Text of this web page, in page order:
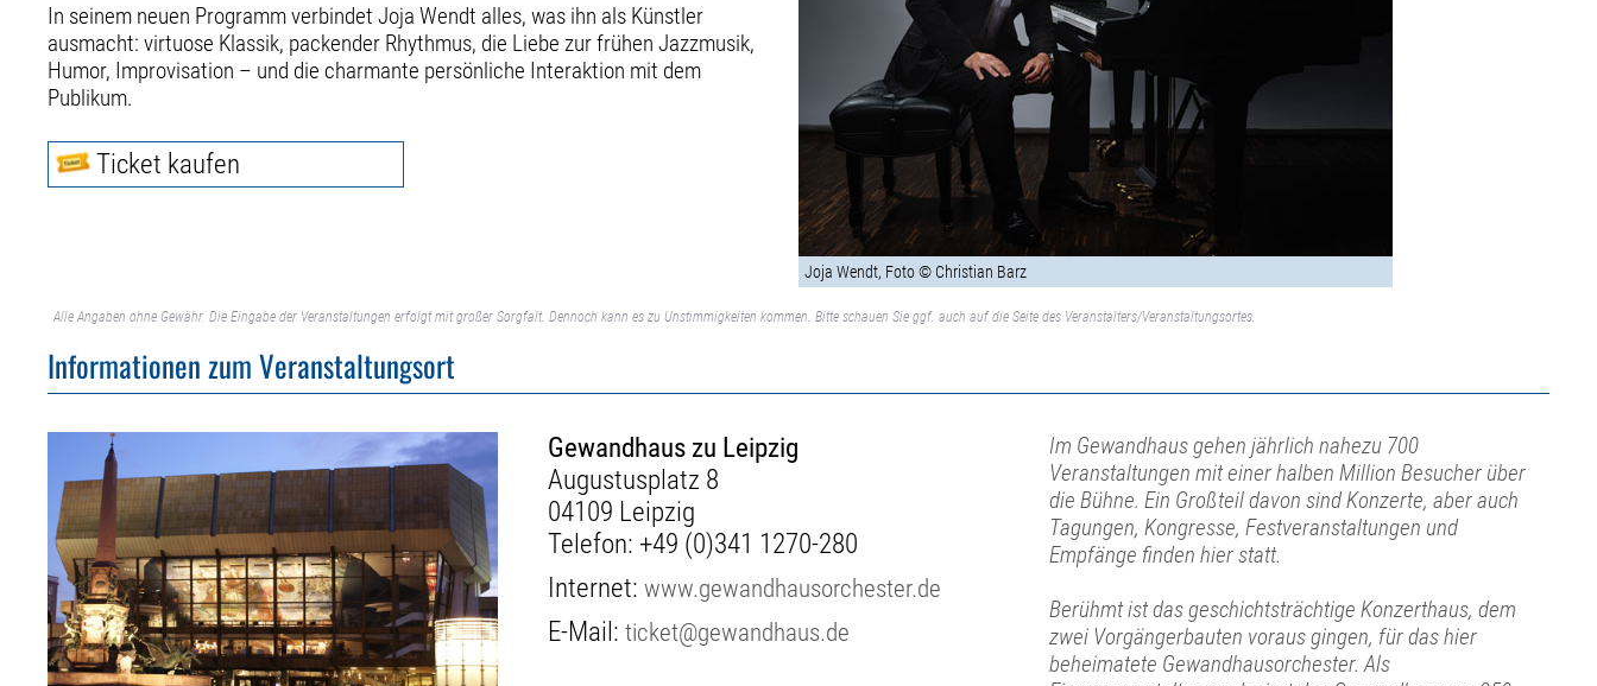
In seinem neuen Programm verbindet Joja Wendt alles, was ihn als Künstler
ausmacht: virtuose Klassik, packender Rhythmus, die Liebe zur frühen Jazzmusik,
Humor, Improvisation – und die charmante persönliche Interaktion mit dem
Publikum.
Ticket kaufen
Joja Wendt, Foto © Christian Barz
Alle Angaben ohne Gewähr. Die Eingabe der Veranstaltungen erfolgt mit großer Sorgfalt. Dennoch kann es zu Unstimmigkeiten kommen. Bitte schauen Sie ggf. auch auf die Seite des Veranstalters/Veranstaltungsortes.
Informationen zum Veranstaltungsort
Gewandhaus zu Leipzig
Augustusplatz 8
04109 Leipzig
Telefon: +49 (0)341 1270-280
Internet:www.gewandhausorchester.de
E-Mail:ticket@gewandhaus.de
Im Gewandhaus gehen jährlich nahezu 700
Veranstaltungen mit einer halben Million Besucher über
die Bühne. Ein Großteil davon sind Konzerte, aber auch
Tagungen, Kongresse, Festveranstaltungen und
Empfänge finden hier statt.
Berühmt ist das geschichtsträchtige Konzerthaus, dem
zwei Vorgängerbauten voraus gingen, für das hier
beheimatete Gewandhausorchester. Als